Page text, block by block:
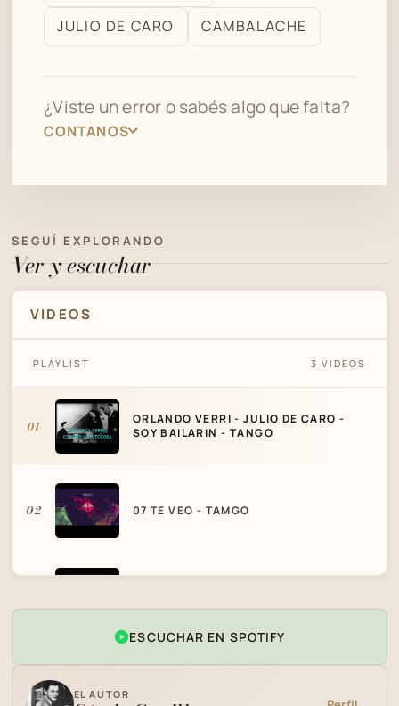
archivo
JULIO DE CARO
CAMBALACHE
¿Viste un error o sabés algo que falta?
CONTANOS
SEGUÍ EXPLORANDO
Ver y escuchar
VIDEOS
PLAYLIST 3 VIDEOS
01
ORLANDO VERRI - JULIO DE CARO -
SOY BAILARIN - TANGO
02 07 TE VEO - TAMGO
ESCUCHAR EN SPOTIFY
EL AUTOR